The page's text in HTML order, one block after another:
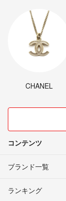
CHANEL
コンテンツ
ブランド一覧
ランキング